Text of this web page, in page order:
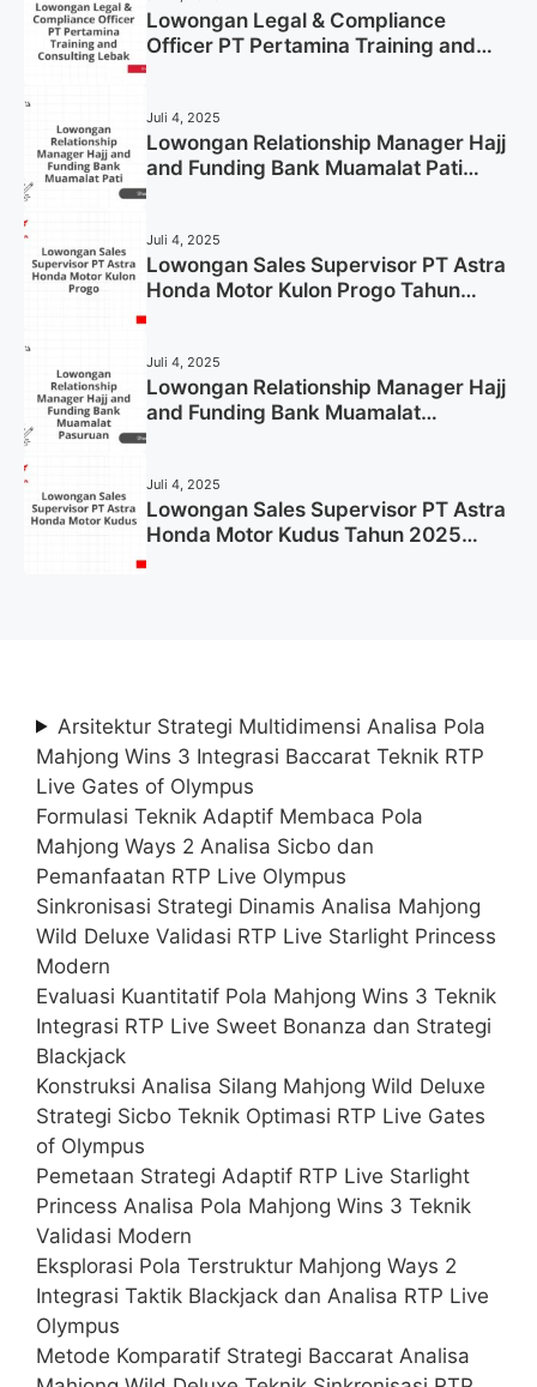
Lowongan Legal & Compliance
Officer PT Pertamina Training and
Juli 4, 2025
Lowongan Relationship Manager Hajj
and Funding Bank Muamalat Pati
Juli 4, 2025
Lowongan Sales Supervisor PT Astra
Honda Motor Kulon Progo Tahun
Juli 4, 2025
Lowongan Relationship Manager Hajj
and Funding Bank Muamalat
Juli 4, 2025
Lowongan Sales Supervisor PT Astra
Honda Motor Kudus Tahun 2025
Arsitektur Strategi Multidimensi Analisa Pola
Mahjong Wins 3 Integrasi Baccarat Teknik RTP
Live Gates of Olympus
Formulasi Teknik Adaptif Membaca Pola
Mahjong Ways 2 Analisa Sicbo dan
Pemanfaatan RTP Live Olympus
Sinkronisasi Strategi Dinamis Analisa Mahjong
Wild Deluxe Validasi RTP Live Starlight Princess
Modern
Evaluasi Kuantitatif Pola Mahjong Wins 3 Teknik
Integrasi RTP Live Sweet Bonanza dan Strategi
Blackjack
Konstruksi Analisa Silang Mahjong Wild Deluxe
Strategi Sicbo Teknik Optimasi RTP Live Gates
of Olympus
Pemetaan Strategi Adaptif RTP Live Starlight
Princess Analisa Pola Mahjong Wins 3 Teknik
Validasi Modern
Eksplorasi Pola Terstruktur Mahjong Ways 2
Integrasi Taktik Blackjack dan Analisa RTP Live
Olympus
Metode Komparatif Strategi Baccarat Analisa